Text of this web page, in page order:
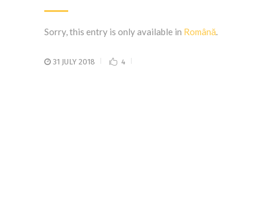
Sorry, this entry is only available in Română.
31 JULY 2018 4